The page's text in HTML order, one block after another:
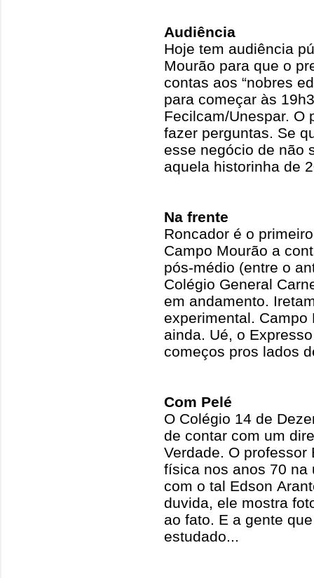
Audiência
Hoje tem audiência
Mourão para que o
contas aos “nobres
para começar às
Fecilcam/Unespar. O
fazer perguntas. Se
esse negócio de não
aquela historinha de
Na frente
Roncador é o
Campo Mourão a
pós-médio (entre o
Colégio General
em andamento.
experimental. Campo
ainda. Ué, o
começos pros lados
Com Pelé
O Colégio 14 de
de contar com um
Verdade. O
física nos anos 70 na
com o tal Edson
duvida, ele mostra
ao fato. E a gente
estudado...